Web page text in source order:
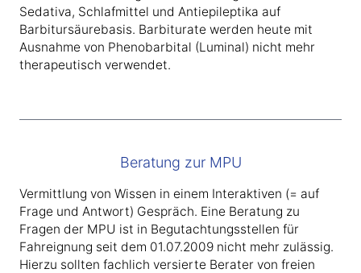
Sedativa, Schlafmittel und Antiepileptika auf
Barbitursäurebasis. Barbiturate werden heute mit
Ausnahme von Phenobarbital (Luminal) nicht mehr
therapeutisch verwendet.
Beratung zur MPU
Vermittlung von Wissen in einem Interaktiven (= auf
Frage und Antwort) Gespräch. Eine Beratung zu
Fragen der MPU ist in Begutachtungsstellen für
Fahreignung seit dem 01.07.2009 nicht mehr zulässig.
Hierzu sollten fachlich versierte Berater von freien